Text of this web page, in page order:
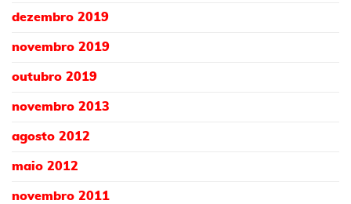
dezembro 2019
novembro 2019
outubro 2019
novembro 2013
agosto 2012
maio 2012
novembro 2011